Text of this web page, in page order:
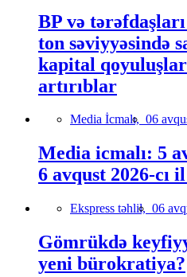
BP və
ton səviyyəsində
kapital
artırıblar
Media İcmalı, 06
Media icmalı: 5
6 avqust 2026-cı
Ekspress təhlil, 06
Gömrükdə
yeni bürokratiya?